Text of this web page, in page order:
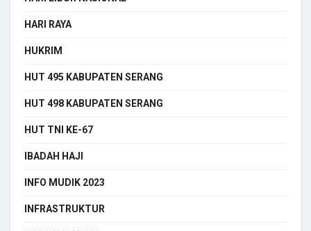
HARI RAYA
HUKRIM
HUT 495 KABUPATEN SERANG
HUT 498 KABUPATEN SERANG
HUT TNI KE-67
IBADAH HAJI
INFO MUDIK 2023
INFRASTRUKTUR